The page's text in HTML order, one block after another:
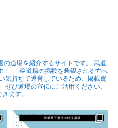
道場を紹介するサイトです。
武道
！
🥋道場の掲載を希望される方へ
気持ちで運営しているため、掲載費
ぜひ道場の宣伝にご活用ください。
ます。